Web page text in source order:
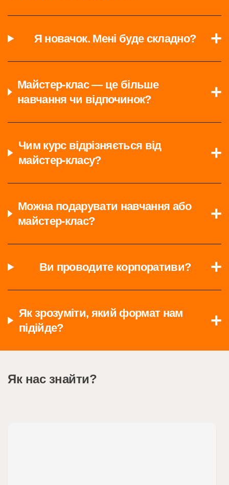
Я новачок. Мені буде складно?
Майстер-клас — це більше
навчання чи відпочинок?
Чим курс відрізняється від
майстер-класу?
Можна подарувати навчання або
майстер-клас?
Ви проводите корпоративи?
Як зрозуміти, який формат нам
підійде?
Як нас знайти?